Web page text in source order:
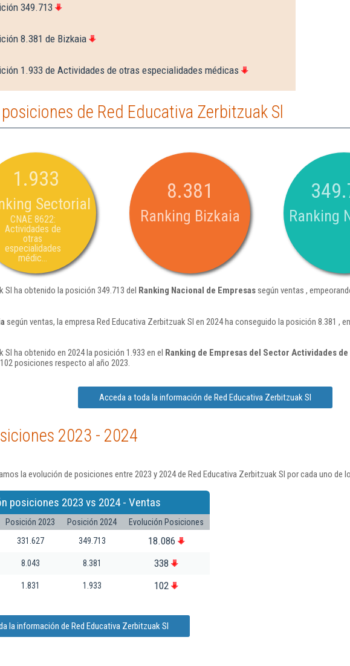
349.713
8.381 de Bizkaia
1.933 de Actividades de otras especialidades médicas
de Red Educativa Zerbitzuak Sl
1.933
Sectorial
CNAE 8622:
Actividades de
otras
especialidades
médic...
8.381
Ranking Bizkaia Ranking
Sl ha obtenido la posición 349.713 del Ranking Nacional de Empresassegún ventas ,
según ventas, la empresa Red Educativa Zerbitzuak Sl en 2024 ha conseguido la posición 8.381 ,
Sl ha obtenido en 2024 la posición 1.933 en el Ranking de Empresas del Sector Actividades
posiciones respecto al año 2023.
Acceda a toda la información de Red Educativa Zerbitzuak Sl
2023 - 2024
la evolución de posiciones entre 2023 y 2024 de Red Educativa Zerbitzuak Sl por cada uno de
posiciones 2023 vs 2024 - Ventas
Posición 2023 Posición 2024
Evolución Posiciones
331.627 349.713 18.086
8.043 8.381 338
1.831 1.933 102
la información de Red Educativa Zerbitzuak Sl